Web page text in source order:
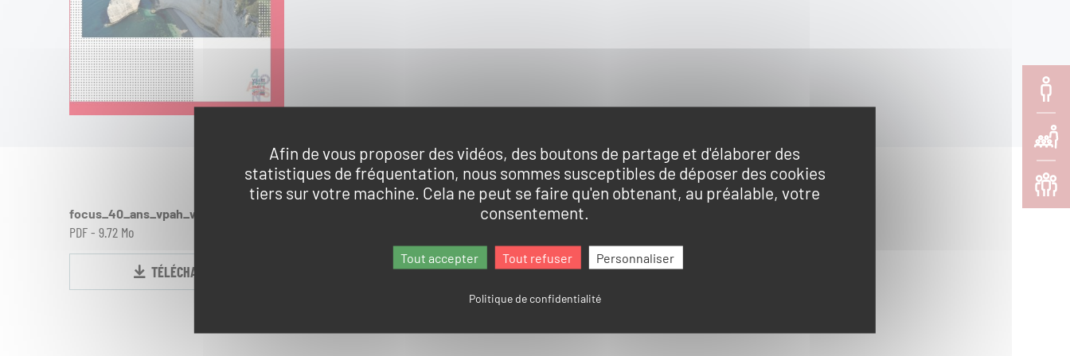
Réserver une activité
Foire aux questions
S'inscrire à la lettre d'information
Ressources
focus_40_ans_vpah_web.pdf
PDF- 9.72 Mo
TÉLÉCHARGER
Scolaire
Afin de vous proposer des vidéos, des boutons de partage et d'élaborer des
statistiques de fréquentation, nous sommes susceptibles de déposer des cookies
tiers sur votre machine. Cela ne peut se faire qu'en obtenant, au préalable, votre
consentement.
Tout accepter Tout refuser Personnaliser
Politique de confidentialité